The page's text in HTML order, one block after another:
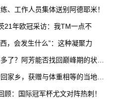
、工作人员集体送别阿德耶米！
21年欧冠采访：我TM一点不
，会发生什么”：这种凝聚力
了？阿芳能否找回巅峰期的状
家乡，获赠与体重相等的当地特
：国际冠军杯尤文对阵热刺！